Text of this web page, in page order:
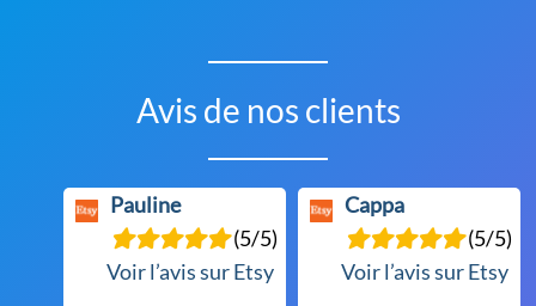
Avis de nos clients
Pauline
(5/5)
Voir l’avis sur Etsy
Cappa
(5/5)
Voir l’avis sur Etsy